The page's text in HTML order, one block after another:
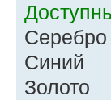
Серебро
Синий
Золото